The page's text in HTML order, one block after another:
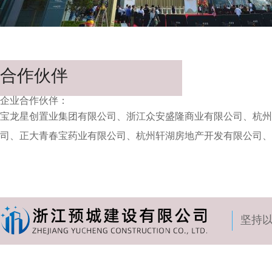
合作伙伴
企业合作伙伴：
宝龙星创置业集团有限公司、 浙江众安盛隆商业有限公司、 杭
司、 正大青春宝药业有限公司、 杭州轩湖房地产开发有限公司、
坚持